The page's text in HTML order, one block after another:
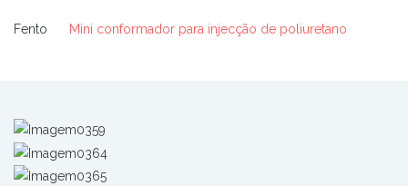
Fento Mini conformador para injecção de poliuretano